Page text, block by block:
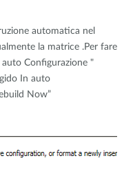
automatica nel
la matrice .Per fare
Configurazione "
In auto
Now”